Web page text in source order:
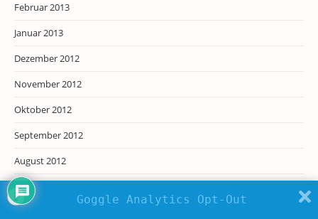
Februar 2013
Januar 2013
Dezember 2012
November 2012
Oktober 2012
September 2012
August 2012
Juli 2012
Juni 2012
Goggle Analytics Opt-Out